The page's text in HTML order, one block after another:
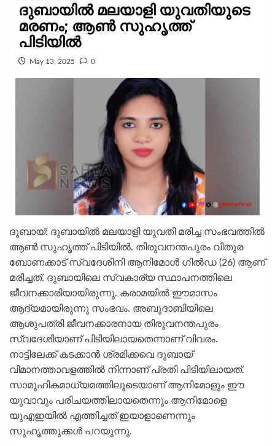
ദുബായില്‍ മലയാളി യുവതിയുടെ
മരണം; ആണ്‍ സുഹൃത്ത്
പിടിയില്‍
May 13, 2025 0
ദുബായ്: ദുബായില്‍ മലയാളി യുവതി മരിച്ച സംഭവത്തില്‍
ആണ്‍ സുഹൃത്ത് പിടിയില്‍. തിരുവനന്തപുരം വിതുര
ബോണക്കാട് സ്വദേശിനി ആനിമോള്‍ ഗില്‍ഡ (26) ആണ്
മരിച്ചത്. ദുബായിലെ സ്വകാര്യ സ്ഥാപനത്തിലെ
ജീവനക്കാരിയായിരുന്നു. കരാമയില്‍ ഈമാസം
ആദ്യമായിരുന്നു സംഭവം. അബുദാബിയിലെ
ആശുപത്രി ജീവനക്കാരനായ തിരുവനന്തപുരം
സ്വദേശിയാണ് പിടിയിലായതെന്നാണ് വിവരം.
നാട്ടിലേക്ക് കടക്കാന്‍ ശ്രമിക്കവെ ദുബായ്
വിമാനത്താവളത്തില്‍ നിന്നാണ് പ്രതി പിടിയിലായത്.
സാമൂഹികമാധ്യമത്തിലൂടെയാണ് ആനിമോളും ഈ
യുവാവും പരിചയത്തിലായതെന്നും ആനിമോളെ
യുഎഇയില്‍ എത്തിച്ചത് ഇയാളാണെന്നും
സുഹൃത്തുക്കള്‍ പറയുന്നു.